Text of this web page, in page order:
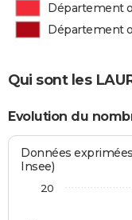
Département
Département
Qui sont les
Evolution du
Données
Insee)
20